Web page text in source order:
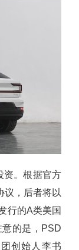
资。根据官方
议，后者将以
行的A类美国
的是，PSD
创始人李书